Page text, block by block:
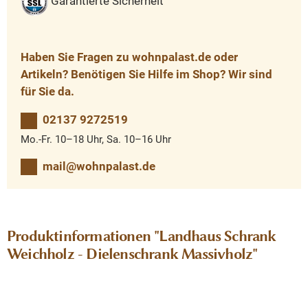
Haben Sie Fragen zu wohnpalast.de oder
Artikeln? Benötigen Sie Hilfe im Shop? Wir sind
für Sie da.
02137 9272519
Mo.-Fr. 10–18 Uhr, Sa. 10–16 Uhr
mail@wohnpalast.de
Produktinformationen "Landhaus Schrank
Weichholz - Dielenschrank Massivholz"